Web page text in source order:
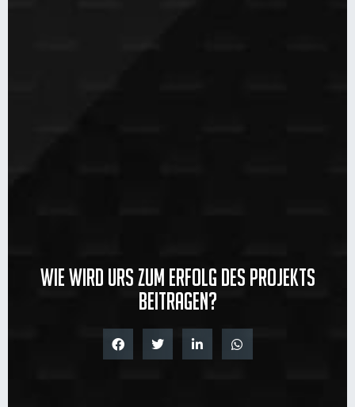
Wie wird URS zum Erfolg des Projekts
beitragen?